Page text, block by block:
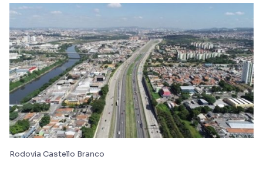
Rodovia Castello Branco